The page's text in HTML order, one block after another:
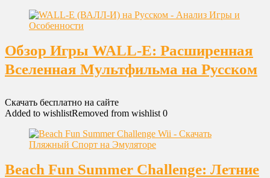
Обзор Игры WALL-E: Расширенная
Вселенная Мультфильма на Русском
Скачать бесплатно на сайте
Added to wishlistRemoved from wishlist 0
Beach Fun Summer Challenge: Летние